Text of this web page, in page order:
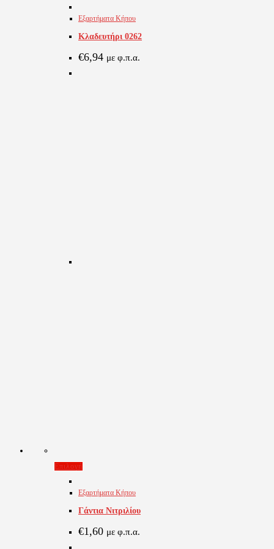
Εξαρτήματα Κήπου
Κλαδευτήρι 0262
€6,94 με φ.π.α.
Επιλογή
προϊόν
έχει
πολλαπλές
Εξαρτήματα Κήπου
Γάντια Νιτριλίου
€1,60 με φ.π.α.